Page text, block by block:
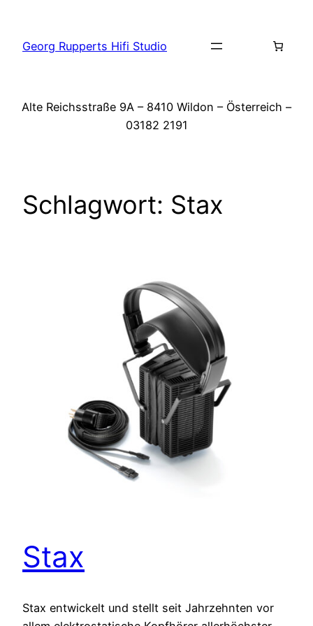
springen
Georg Rupperts Hifi Studio
Alte Reichsstraße 9A – 8410 Wildon – Österreich –
03182 2191
Schlagwort: Stax
Stax
Stax entwickelt und stellt seit Jahrzehnten vor